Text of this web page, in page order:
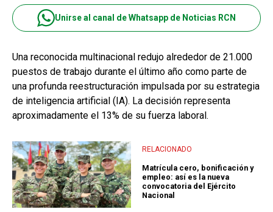
Unirse al canal de Whatsapp de Noticias RCN
Una reconocida multinacional redujo alrededor de 21.000
puestos de trabajo durante el último año como parte de
una profunda reestructuración impulsada por su estrategia
de inteligencia artificial (IA). La decisión representa
aproximadamente el 13% de su fuerza laboral.
RELACIONADO
Matrícula cero, bonificación y
empleo: así es la nueva
convocatoria del Ejército
Nacional